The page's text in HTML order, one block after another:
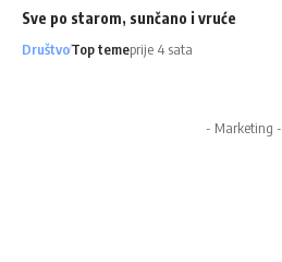
Sve po starom, sunčano i vruće
DruštvoTop temeprije 4 sata
- Marketing -